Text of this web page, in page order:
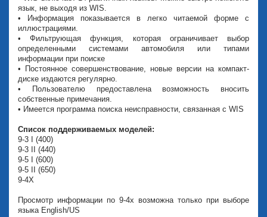
язык, не выходя из WIS.
• Информация показывается в легко читаемой форме с
иллюстрациями.
• Фильтрующая функция, которая ограничивает выбор
определенными системами автомобиля или типами
информации при поиске
• Постоянное совершенствование, новые версии на компакт-
диске издаются регулярно.
• Пользователю предоставлена возможность вносить
собственные примечания.
• Имеется программа поиска неисправности, связанная с WIS
Список поддерживаемых моделей:
9-3 I (400)
9-3 II (440)
9-5 I (600)
9-5 II (650)
9-4X
Просмотр информации по 9-4х возможна только при выборе
языка English/US